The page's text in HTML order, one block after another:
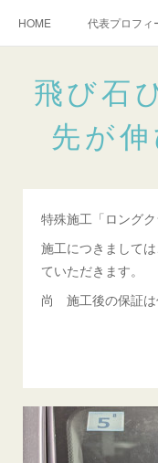
HOME 代表プロフィ
飛び石施工料金について
当店へのアクセス
欧州車モールの白サビやシ
飛び石ひび割れでヒビ先が
飛び石
先が
特殊施工「ロング
施工につきまして
ていただきます。
尚 施工後の保証は